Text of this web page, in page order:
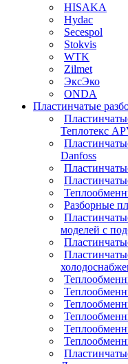
HISAKA
Hydac
Secespol
Stokvis
WTK
Zilmet
ЭксЭко
ONDA
Пластинчатые
Теплотекс
Danfoss
Разборные
моделей с